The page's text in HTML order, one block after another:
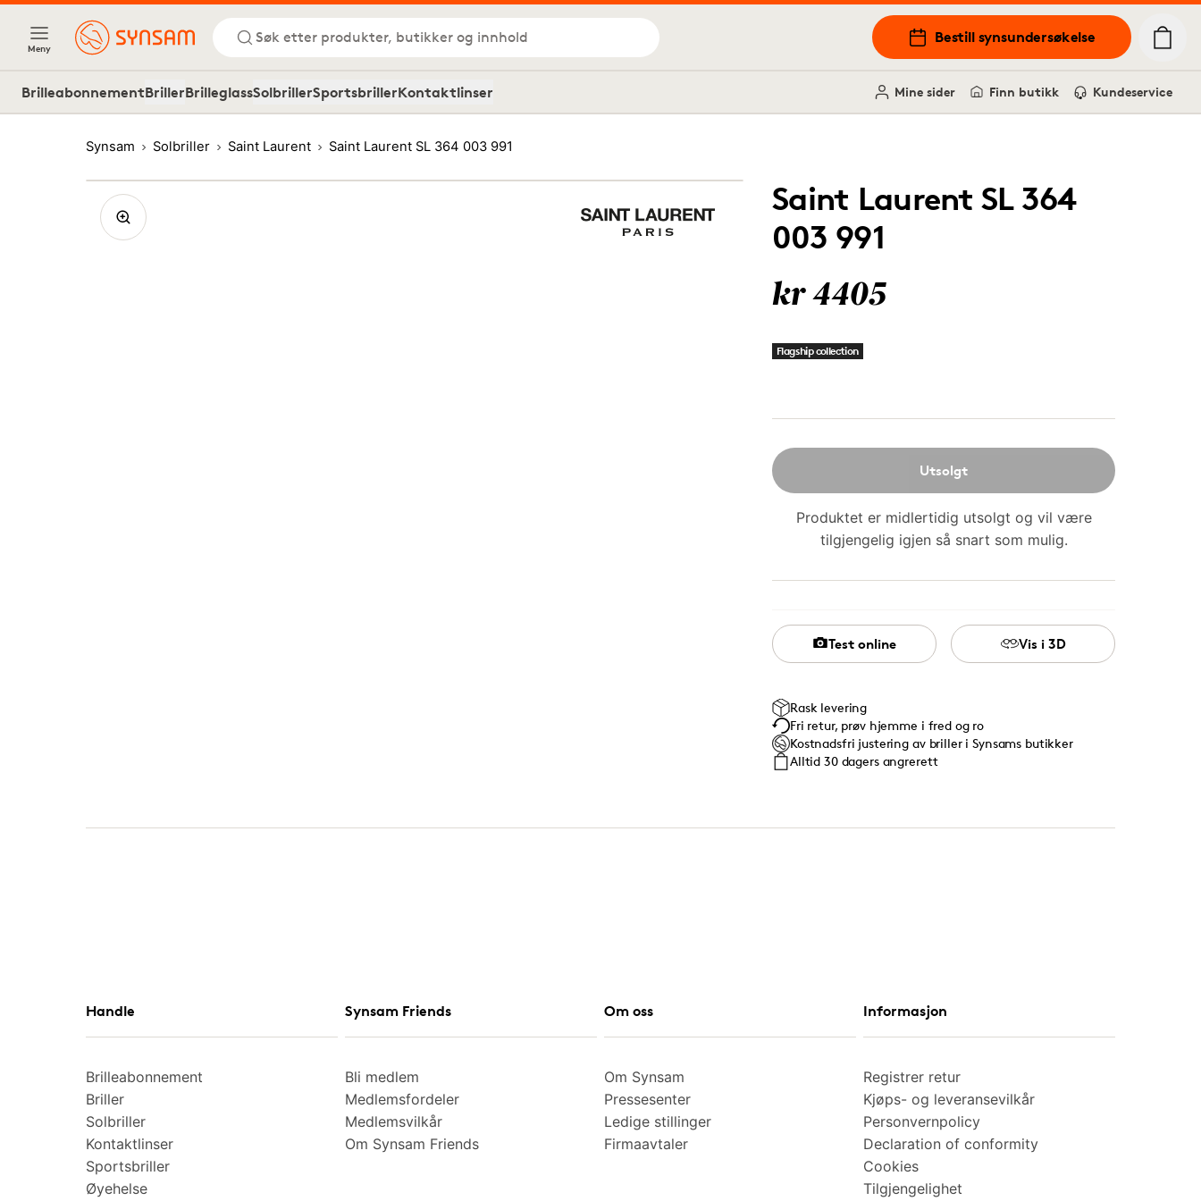
Meny
Søk etter produkter, butikker og innhold Bestill synsundersøkelse
BrilleabonnementBrillerBrilleglassSolbrillerSportsbrillerKontaktlinser Mine sider Finn butikk Kundeservice
Synsam Solbriller Saint Laurent Saint Laurent SL 364 003 991
Saint Laurent SL 364
003 991
kr 4405
Flagship collection
Utsolgt
Produktet er midlertidig utsolgt og vil være
tilgjengelig igjen så snart som mulig.
Test online Vis i 3D
Rask levering
Fri retur, prøv hjemme i fred og ro
Kostnadsfri justering av briller i Synsams butikker
Alltid 30 dagers angrerett
Handle
Brilleabonnement
Briller
Solbriller
Kontaktlinser
Sportsbriller
Øyehelse
Synsam Friends
Bli medlem
Medlemsfordeler
Medlemsvilkår
Om Synsam Friends
Om oss
Om Synsam
Pressesenter
Ledige stillinger
Firmaavtaler
Informasjon
Registrer retur
Kjøps- og leveransevilkår
Personvernpolicy
Declaration of conformity
Cookies
Tilgjengelighet